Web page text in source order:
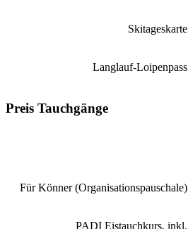
Skitageskarte
Langlauf-Loipenpass
Preis Tauchgänge
Für Könner (Organisationspauschale)
PADI Eistauchkurs, inkl.